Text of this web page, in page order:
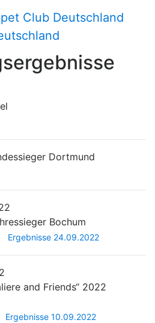
Dortmund
Bochum
Ergebnisse 24.09.2022
and Friends“ 2022
Ergebnisse 10.09.2022